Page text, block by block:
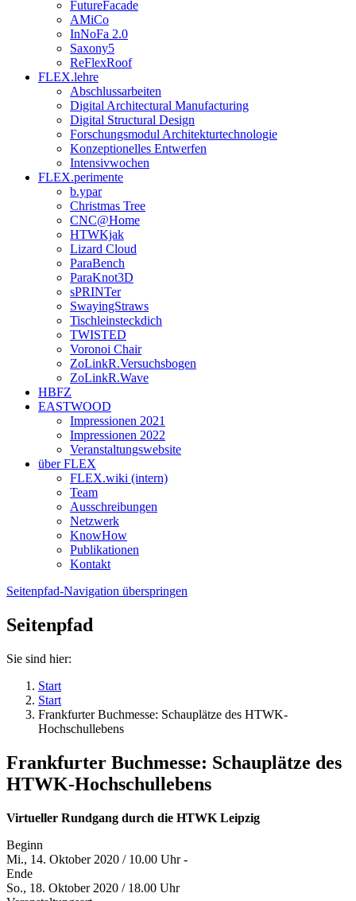
FutureFacade
AMiCo
InNoFa 2.0
Saxony5
ReFlexRoof
FLEX.lehre
Abschlussarbeiten
Digital Architectural Manufacturing
Digital Structural Design
Forschungsmodul Architekturtechnologie
Konzeptionelles Entwerfen
Intensivwochen
FLEX.perimente
b.ypar
Christmas Tree
CNC@Home
HTWKjak
Lizard Cloud
ParaBench
ParaKnot3D
sPRINTer
SwayingStraws
Tischleinsteckdich
TWISTED
Voronoi Chair
ZoLinkR.Versuchsbogen
ZoLinkR.Wave
HBFZ
EASTWOOD
Impressionen 2021
Impressionen 2022
Veranstaltungswebsite
über FLEX
FLEX.wiki (intern)
Team
Ausschreibungen
Netzwerk
KnowHow
Publikationen
Kontakt
Seitenpfad-Navigation überspringen
Seitenpfad
Sie sind hier:
Start
Start
Frankfurter Buchmesse: Schauplätze des HTWK-
Hochschullebens
Frankfurter Buchmesse: Schauplätze des
HTWK-Hochschullebens
Virtueller Rundgang durch die HTWK Leipzig
Beginn
Mi., 14. Oktober 2020 / 10.00 Uhr -
Ende
So., 18. Oktober 2020 / 18.00 Uhr